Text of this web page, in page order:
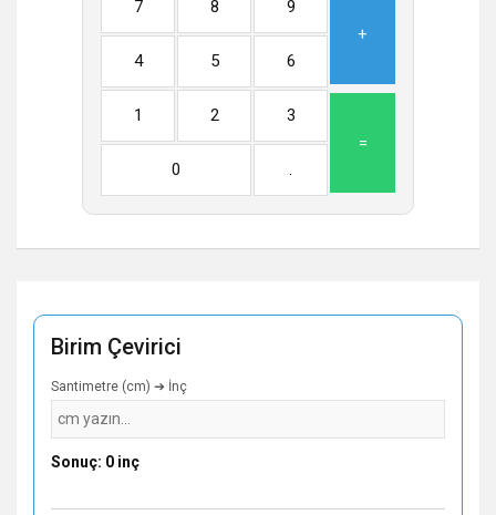
7 8
9
+
4
5 6
1 2
3
=
0
.
Birim Çevirici
Santimetre (cm) ➔ İnç
Sonuç: 0 inç